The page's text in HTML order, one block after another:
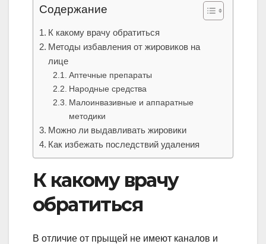
Содержание
К какому врачу обратиться
Методы избавления от жировиков на
лице
Аптечные препараты
Народные средства
Малоинвазивные и аппаратные
методики
Можно ли выдавливать жировики
Как избежать последствий удаления
К какому врачу
обратиться
В отличие от прыщей не имеют каналов и